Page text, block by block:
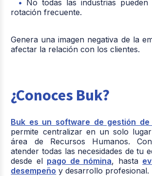
No todas las industrias pueden
rotación frecuente.
Genera una imagen negativa de la
afectar la relación con los clientes.
¿Conoces Buk?
Buk es un software de gestión de
permite centralizar en un solo
área de Recursos Humanos.
atender todas las necesidades de tu
desde el pago de nómina, hasta
desempeño y desarrollo profesional.